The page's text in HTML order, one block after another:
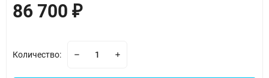
86 700 ₽
Количество: